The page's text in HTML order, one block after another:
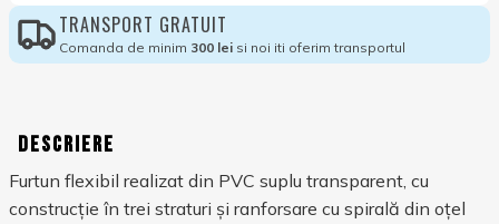
TRANSPORT GRATUIT
Comanda de minim 300 lei si noi iti oferim transportul
Descriere
Furtun flexibil realizat din PVC suplu transparent, cu
construcție în trei straturi și ranforsare cu spirală din oțel